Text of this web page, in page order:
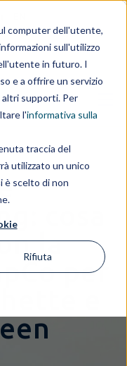
computer dell'utente,
sull'utilizzo
in futuro. I
e a offrire un servizio
supporti. Per
l'informativa sulla
traccia del
utilizzato un unico
è scelto di non
Rifiuta
cosa
la
per